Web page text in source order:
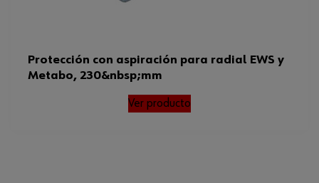
Protección con aspiración para radial EWS y
Metabo, 230&nbsp;mm
Ver producto